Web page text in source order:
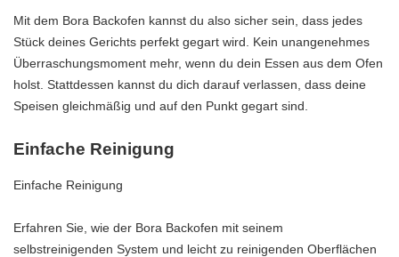
Mit dem Bora Backofen kannst du also sicher sein, dass jedes
Stück deines Gerichts perfekt gegart wird. Kein unangenehmes
Überraschungsmoment mehr, wenn du dein Essen aus dem Ofen
holst. Stattdessen kannst du dich darauf verlassen, dass deine
Speisen gleichmäßig und auf den Punkt gegart sind.
Einfache Reinigung
Einfache Reinigung
Erfahren Sie, wie der Bora Backofen mit seinem
selbstreinigenden System und leicht zu reinigenden Oberflächen